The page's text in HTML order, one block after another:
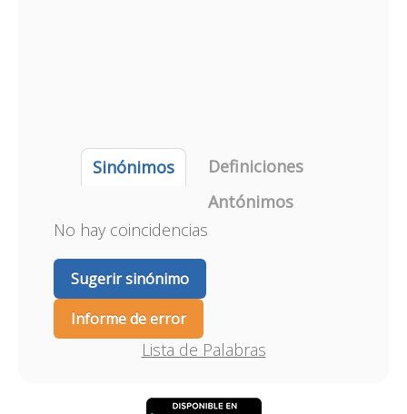
Sinónimos
Definiciones
Antónimos
No hay coincidencias
Sugerir sinónimo
Informe de error
Lista de Palabras